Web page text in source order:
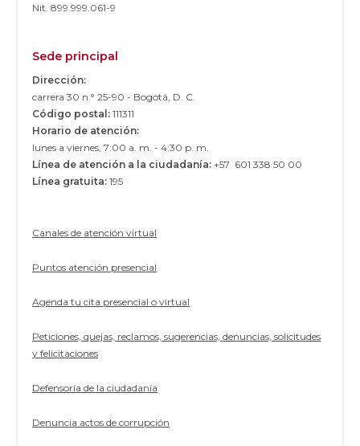
Nit. 899.999.061-9
Sede principal
Dirección:
carrera 30 n.° 25-90 - Bogotá, D. C.
Código postal: 111311
Horario de atención:
lunes a viernes, 7:00 a. m. - 4:30 p. m.
Línea de atención a la ciudadanía: +57 601 338 50 00
Línea gratuita: 195
Canales de atención virtual
Puntos atención presencial
Agenda tu cita presencial o virtual
Peticiones, quejas, reclamos, sugerencias, denuncias, solicitudes
y felicitaciones
Defensoría de la ciudadanía
Denuncia actos de corrupción